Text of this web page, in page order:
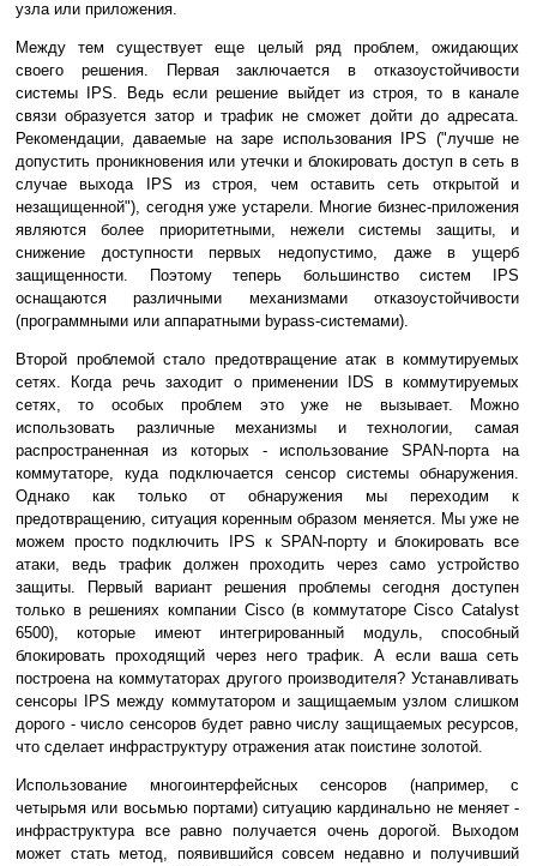
узла или приложения.
Между тем существует еще целый ряд проблем, ожидающих
своего решения. Первая заключается в отказоустойчивости
системы IPS. Ведь если решение выйдет из строя, то в канале
связи образуется затор и трафик не сможет дойти до адресата.
Рекомендации, даваемые на заре использования IPS ("лучше не
допустить проникновения или утечки и блокировать доступ в сеть в
случае выхода IPS из строя, чем оставить сеть открытой и
незащищенной"), сегодня уже устарели. Многие бизнес-приложения
являются более приоритетными, нежели системы защиты, и
снижение доступности первых недопустимо, даже в ущерб
защищенности. Поэтому теперь большинство систем IPS
оснащаются различными механизмами отказоустойчивости
(программными или аппаратными bypass-системами).
Второй проблемой стало предотвращение атак в коммутируемых
сетях. Когда речь заходит о применении IDS в коммутируемых
сетях, то особых проблем это уже не вызывает. Можно
использовать различные механизмы и технологии, самая
распространенная из которых - использование SPAN-порта на
коммутаторе, куда подключается сенсор системы обнаружения.
Однако как только от обнаружения мы переходим к
предотвращению, ситуация коренным образом меняется. Мы уже не
можем просто подключить IPS к SPAN-порту и блокировать все
атаки, ведь трафик должен проходить через само устройство
защиты. Первый вариант решения проблемы сегодня доступен
только в решениях компании Cisco (в коммутаторе Cisco Catalyst
6500), которые имеют интегрированный модуль, способный
блокировать проходящий через него трафик. А если ваша сеть
построена на коммутаторах другого производителя? Устанавливать
сенсоры IPS между коммутатором и защищаемым узлом слишком
дорого - число сенсоров будет равно числу защищаемых ресурсов,
что сделает инфраструктуру отражения атак поистине золотой.
Использование многоинтерфейсных сенсоров (например, с
четырьмя или восьмью портами) ситуацию кардинально не меняет -
инфраструктура все равно получается очень дорогой. Выходом
может стать метод, появившийся совсем недавно и получивший